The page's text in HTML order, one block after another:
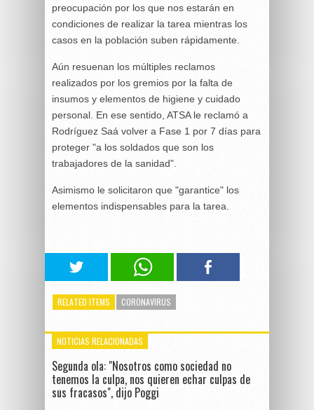
preocupación por los que nos estarán en
condiciones de realizar la tarea mientras los
casos en la población suben rápidamente.
Aún resuenan los múltiples reclamos
realizados por los gremios por la falta de
insumos y elementos de higiene y cuidado
personal. En ese sentido, ATSA le reclamó a
Rodríguez Saá volver a Fase 1 por 7 días para
proteger "a los soldados que son los
trabajadores de la sanidad".
Asimismo le solicitaron que "garantice" los
elementos indispensables para la tarea.
RELATED ITEMS CORONAVIRUS
NOTICIAS RELACIONADAS
Segunda ola: "Nosotros como sociedad no
tenemos la culpa, nos quieren echar culpas de
sus fracasos", dijo Poggi